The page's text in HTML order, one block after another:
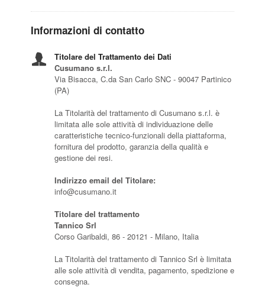
Informazioni di contatto
Titolare del Trattamento dei Dati
Cusumano s.r.l.
Via Bisacca, C.da San Carlo SNC - 90047 Partinico
(PA)
La Titolarità del trattamento di Cusumano s.r.l. è
limitata alle sole attività di individuazione delle
caratteristiche tecnico-funzionali della piattaforma,
fornitura del prodotto, garanzia della qualità e
gestione dei resi.
Indirizzo email del Titolare:
info@cusumano.it
Titolare del trattamento
Tannico Srl
Corso Garibaldi, 86 - 20121 - Milano, Italia
La Titolarità del trattamento di Tannico Srl è limitata
alle sole attività di vendita, pagamento, spedizione e
consegna.